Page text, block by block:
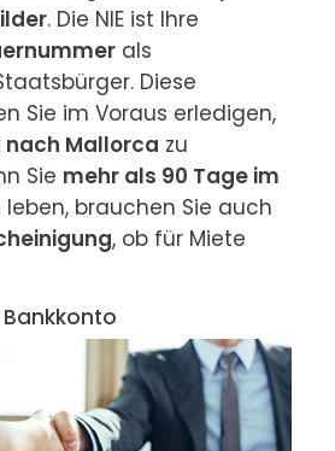
als
Diese
Sie im Voraus erledigen,
nach Mallorca zu
Sie mehr als 90 Tage im
brauchen Sie auch
, ob für Miete
Bankkonto